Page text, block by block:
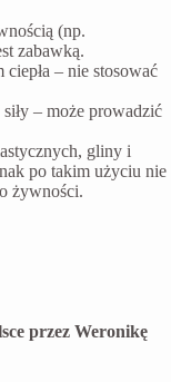
(np.
zabawką.
– nie stosować
– może prowadzić
gliny i
po takim użyciu nie
żywności.
przez Weronikę